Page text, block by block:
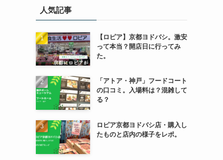
人気記事
【ロピア】京都ヨドバシ。激安
って本当？開店日に行ってみ
た。
「アトア・神戸」フードコート
の口コミ。入場料は？混雑して
る？
ロピア京都ヨドバシ店・購入し
たものと店内の様子をレポ。